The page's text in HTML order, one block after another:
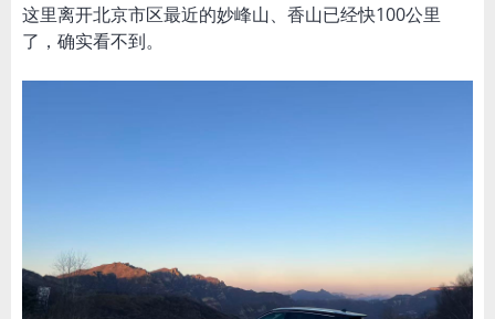
这里离开北京市区最近的妙峰山、香山已经快100公里
了，确实看不到。